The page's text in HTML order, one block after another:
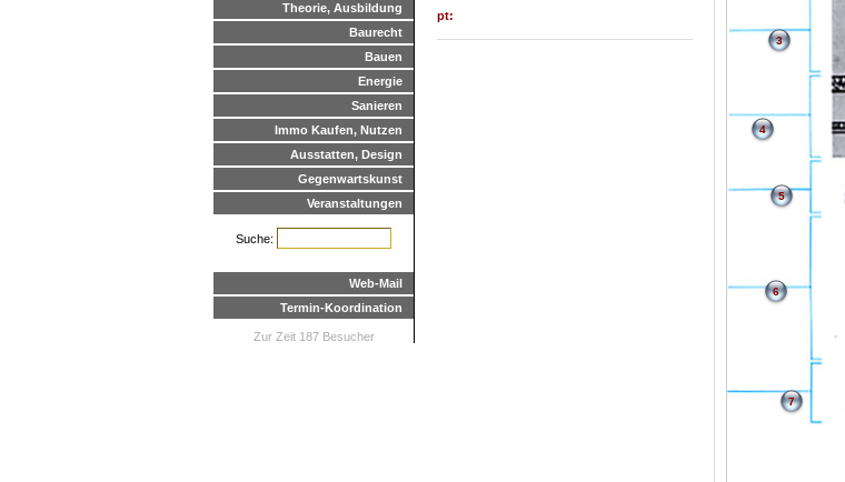
Theorie, Ausbildung
Baurecht
Bauen
Energie
Sanieren
Immo Kaufen, Nutzen
Ausstatten, Design
Gegenwartskunst
Veranstaltungen
Suche:
Web-Mail
Termin-Koordination
Zur Zeit 187 Besucher
3
4
5
6
7
pt: